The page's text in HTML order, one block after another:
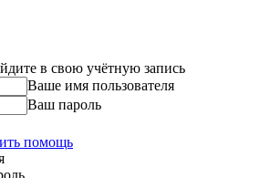
в свою учётную запись
Ваше имя пользователя
Ваш пароль
помощь